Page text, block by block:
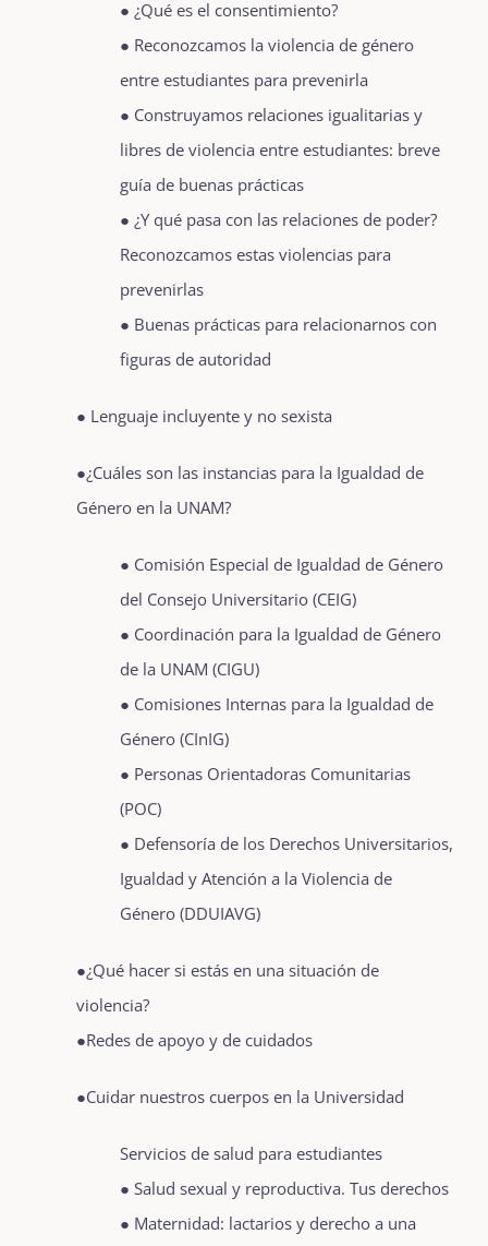
● ¿Qué es el consentimiento?
● Reconozcamos la violencia de género
entre estudiantes para prevenirla
● Construyamos relaciones igualitarias y
libres de violencia entre estudiantes: breve
guía de buenas prácticas
● ¿Y qué pasa con las relaciones de poder?
Reconozcamos estas violencias para
prevenirlas
● Buenas prácticas para relacionarnos con
figuras de autoridad
● Lenguaje incluyente y no sexista
●¿Cuáles son las instancias para la Igualdad de
Género en la UNAM?
● Comisión Especial de Igualdad de Género
del Consejo Universitario (CEIG)
● Coordinación para la Igualdad de Género
de la UNAM (CIGU)
● Comisiones Internas para la Igualdad de
Género (CInIG)
● Personas Orientadoras Comunitarias
(POC)
● Defensoría de los Derechos Universitarios,
Igualdad y Atención a la Violencia de
Género (DDUIAVG)
●¿Qué hacer si estás en una situación de
violencia?
●Redes de apoyo y de cuidados
●Cuidar nuestros cuerpos en la Universidad
Servicios de salud para estudiantes
● Salud sexual y reproductiva. Tus derechos
● Maternidad: lactarios y derecho a una